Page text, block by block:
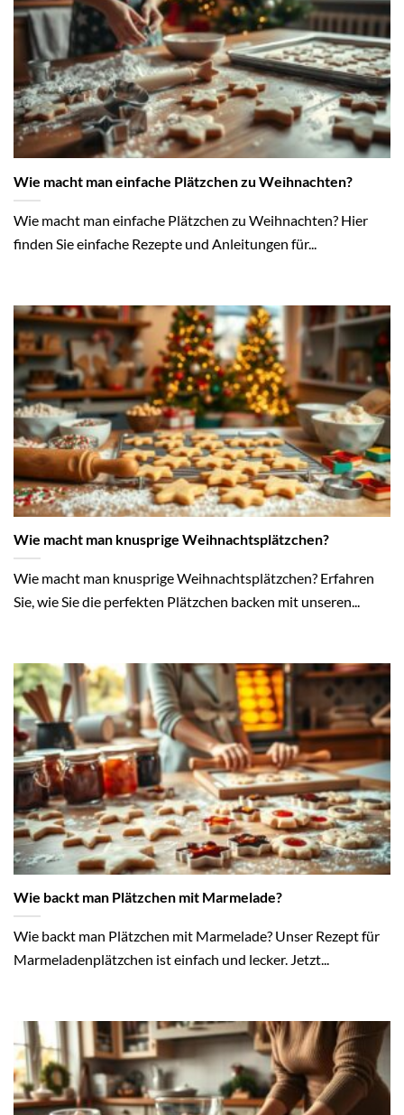
Wie macht man einfache Plätzchen zu Weihnachten?
Wie macht man einfache Plätzchen zu Weihnachten? Hier
finden Sie einfache Rezepte und Anleitungen für...
Wie macht man knusprige Weihnachtsplätzchen?
Wie macht man knusprige Weihnachtsplätzchen? Erfahren
Sie, wie Sie die perfekten Plätzchen backen mit unseren...
Wie backt man Plätzchen mit Marmelade?
Wie backt man Plätzchen mit Marmelade? Unser Rezept für
Marmeladenplätzchen ist einfach und lecker. Jetzt...